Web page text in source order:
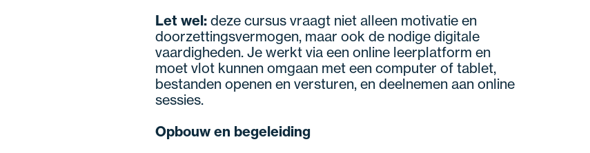
Let wel: deze cursus vraagt niet alleen motivatie en
doorzettingsvermogen, maar ook de nodige digitale
vaardigheden. Je werkt via een online leerplatform en
moet vlot kunnen omgaan met een computer of tablet,
bestanden openen en versturen, en deelnemen aan online
sessies.
Opbouw en begeleiding